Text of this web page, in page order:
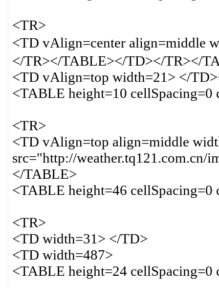
<TR>
<TD vAlign=center align=middle
</TR></TABLE></TD></TR></
<TD vAlign=top width=21> </
<TABLE height=10
<TR>
<TD vAlign=top align=middle
src="http://weather.tq121.com.cn/
</TABLE>
<TABLE height=46
<TR>
<TD width=31> </TD>
<TD width=487>
<TABLE height=24